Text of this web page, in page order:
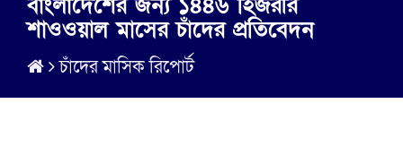
শাওওয়াল মাসের চাঁদের প্রতিবেদন
চাঁদের মাসিক রিপোর্ট